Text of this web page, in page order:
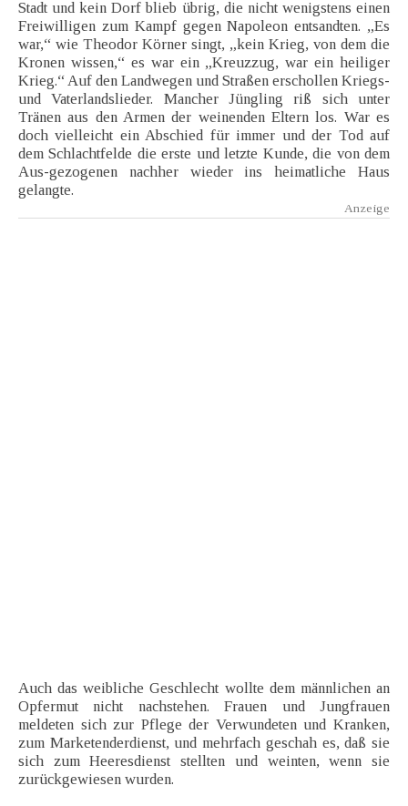
Stadt und kein Dorf blieb übrig, die nicht wenigstens einen
Freiwilligen zum Kampf gegen Napoleon entsandten. „Es
war,“ wie Theodor Körner singt, „kein Krieg, von dem die
Kronen wissen,“ es war ein „Kreuzzug, war ein heiliger
Krieg.“ Auf den Landwegen und Straßen erschollen Kriegs-
und Vaterlandslieder. Mancher Jüngling riß sich unter
Tränen aus den Armen der weinenden Eltern los. War es
doch vielleicht ein Abschied für immer und der Tod auf
dem Schlachtfelde die erste und letzte Kunde, die von dem
Aus-gezogenen nachher wieder ins heimatliche Haus
gelangte.
Auch das weibliche Geschlecht wollte dem männlichen an
Opfermut nicht nachstehen. Frauen und Jungfrauen
meldeten sich zur Pflege der Verwundeten und Kranken,
zum Marketenderdienst, und mehrfach geschah es, daß sie
sich zum Heeresdienst stellten und weinten, wenn sie
zurückgewiesen wurden.